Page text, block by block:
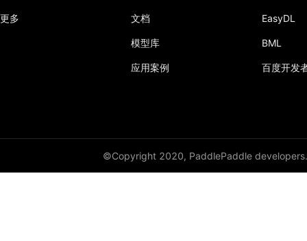
更多 文档
模型库
应用案例
EasyDL
BML
百度开发
©Copyright 2020, PaddlePaddle developers.